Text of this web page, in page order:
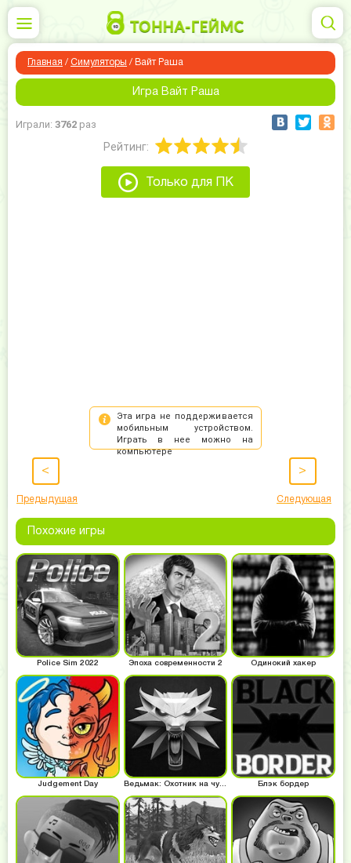
Главная / Симуляторы / Вайт Раша
Игра Вайт Раша
Играли: 3762 раз
Рейтинг:
Только для ПК
<
Предыдущая
>
Следующая
Похожие игры
Police Sim 2022 Эпоха современности 2 Одинокий хакер
Judgement Day Ведьмак: Охотник на чудовищ Блэк бордер